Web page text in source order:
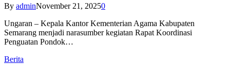
By adminNovember 21, 20250
Ungaran – Kepala Kantor Kementerian Agama Kabupaten
Semarang menjadi narasumber kegiatan Rapat Koordinasi
Penguatan Pondok…
Berita